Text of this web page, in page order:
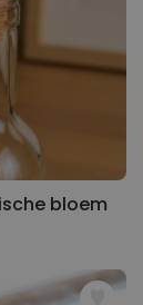
bloem